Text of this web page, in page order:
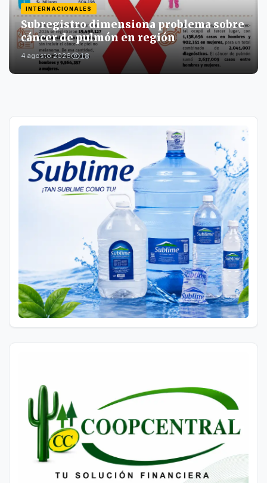
INTERNACIONALES
Subregistro dimensiona problema sobre
cáncer de pulmón en región
4 agosto 2026 18